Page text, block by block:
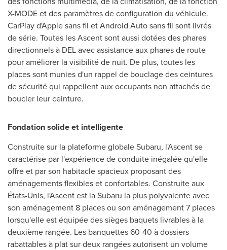
X-MODE et des paramètres de configuration du véhicule.
CarPlay d'Apple sans fil et Android Auto sans fil sont livrés
de série. Toutes les Ascent sont aussi dotées des phares
directionnels à DEL avec assistance aux phares de route
pour améliorer la visibilité de nuit. De plus, toutes les
places sont munies d'un rappel de bouclage des ceintures
de sécurité qui rappellent aux occupants non attachés de
boucler leur ceinture.
Fondation solide et intelligente
Construite sur la plateforme globale Subaru, l'Ascent se
caractérise par l'expérience de conduite inégalée qu'elle
offre et par son habitacle spacieux proposant des
aménagements flexibles et confortables. Construite aux
États-Unis, l'Ascent est laSubaru la plus polyvalente avec
son aménagement 8 places ou son aménagement 7 places
lorsqu'elle est équipée des sièges baquets livrables à la
deuxième rangée. Les banquettes 60-40 à dossiers
rabattables à plat sur deux rangées autorisent un volume